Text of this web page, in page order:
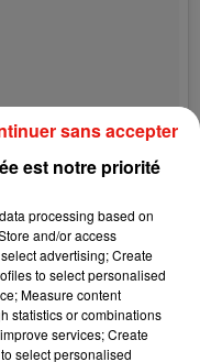
best! �xÈxÈ
pour le petit
les meilleurs⬯!
beaucoup ému les
est notre priorité
processing based on
and/or access
advertising; Create
to select personalised
Measure content
statistics or combinations
services; Create
select personalised
sans accepter